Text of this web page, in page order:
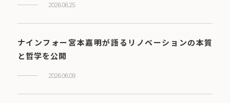
2026.06.25
ナインフォー宮本嘉明が語るリノベーションの本質
と哲学を公開
2026.06.09